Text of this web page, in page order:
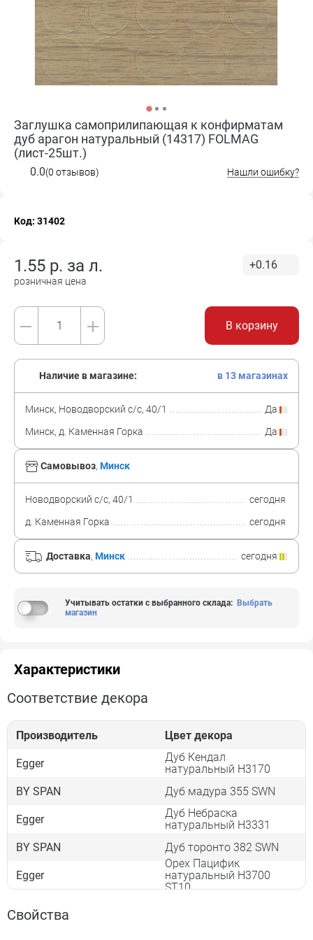
Заглушка самоприлипающая к конфирматам
дуб арагон натуральный (14317) FOLMAG
(лист-25шт.)
0.0(0 отзывов) Нашли ошибку?
Код: 31402
1.55 р. за л.
розничная цена
+0.16
В корзину
Самовывоз, Минск
Новодворский с/с, 40/1
сегодня
д. Каменная Горка
сегодня
Доставка, Минск сегодня
Наличие в магазине: в 13 магазинах
Минск, Новодворский с/с, 40/1
Да
Минск, д. Каменная Горка
Да
Учитывать остатки с выбранного склада: Выбрать
магазин
Характеристики
Соответствие декора
Производитель Цвет декора
Egger
Дуб Кендал
натуральный Н3170
BY SPAN
Дуб мадура 355 SWN
Egger
Дуб Небраска
натуральный Н3331
BY SPAN
Дуб торонто 382 SWN
Egger
Орех Пацифик
натуральный H3700
ST10
Свойства